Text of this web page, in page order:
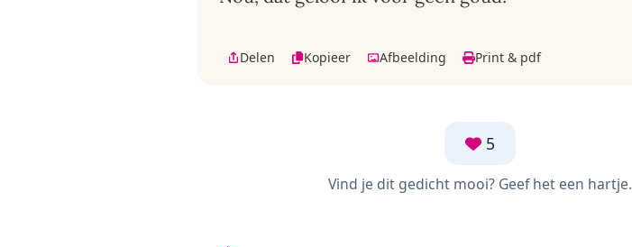
Delen Kopieer Afbeelding Print & pdf
5
Vind je dit gedicht mooi? Geef het een hartje.